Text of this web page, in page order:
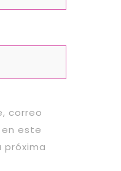
correo
este
próxima